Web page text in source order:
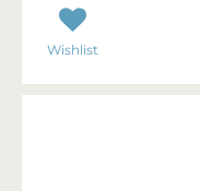
Wishlist